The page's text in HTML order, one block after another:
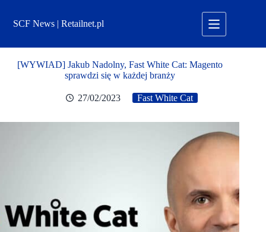
treściSCF News | Retailnet.pl
[WYWIAD] Jakub Nadolny, Fast White Cat: Magento
sprawdzi się w każdej branży
27/02/2023 Fast White Cat